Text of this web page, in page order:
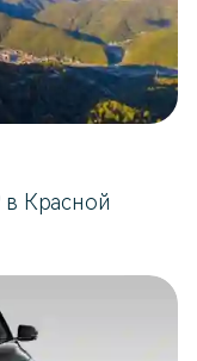
в Красной